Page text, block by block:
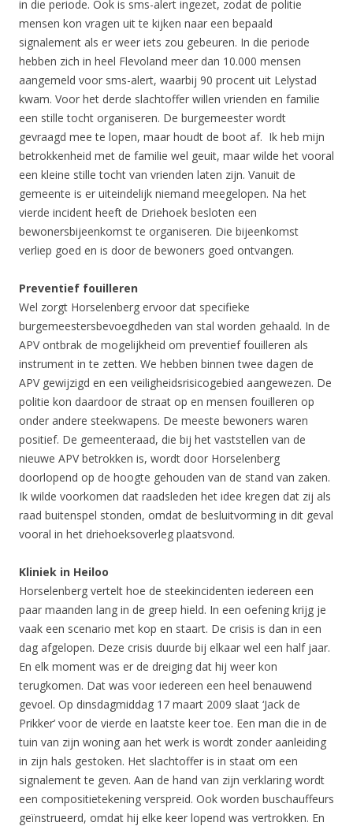
in die periode. Ook is sms-alert ingezet, zodat de politie
mensen kon vragen uit te kijken naar een bepaald
signalement als er weer iets zou gebeuren. In die periode
hebben zich in heel Flevoland meer dan 10.000 mensen
aangemeld voor sms-alert, waarbij 90 procent uit Lelystad
kwam. Voor het derde slachtoffer willen vrienden en familie
een stille tocht organiseren. De burgemeester wordt
gevraagd mee te lopen, maar houdt de boot af. Ik heb mijn
betrokkenheid met de familie wel geuit, maar wilde het vooral
een kleine stille tocht van vrienden laten zijn. Vanuit de
gemeente is er uiteindelijk niemand meegelopen. Na het
vierde incident heeft de Driehoek besloten een
bewonersbijeenkomst te organiseren. Die bijeenkomst
verliep goed en is door de bewoners goed ontvangen.
Preventief fouilleren
Wel zorgt Horselenberg ervoor dat specifieke
burgemeestersbevoegdheden van stal worden gehaald. In de
APV ontbrak de mogelijkheid om preventief fouilleren als
instrument in te zetten. We hebben binnen twee dagen de
APV gewijzigd en een veiligheidsrisicogebied aangewezen. De
politie kon daardoor de straat op en mensen fouilleren op
onder andere steekwapens. De meeste bewoners waren
positief. De gemeenteraad, die bij het vaststellen van de
nieuwe APV betrokken is, wordt door Horselenberg
doorlopend op de hoogte gehouden van de stand van zaken.
Ik wilde voorkomen dat raadsleden het idee kregen dat zij als
raad buitenspel stonden, omdat de besluitvorming in dit geval
vooral in het driehoeksoverleg plaatsvond.
Kliniek in Heiloo
Horselenberg vertelt hoe de steekincidenten iedereen een
paar maanden lang in de greep hield. In een oefening krijg je
vaak een scenario met kop en staart. De crisis is dan in een
dag afgelopen. Deze crisis duurde bij elkaar wel een half jaar.
En elk moment was er de dreiging dat hij weer kon
terugkomen. Dat was voor iedereen een heel benauwend
gevoel. Op dinsdagmiddag 17 maart 2009 slaat ‘Jack de
Prikker’ voor de vierde en laatste keer toe. Een man die in de
tuin van zijn woning aan het werk is wordt zonder aanleiding
in zijn hals gestoken. Het slachtoffer is in staat om een
signalement te geven. Aan de hand van zijn verklaring wordt
een compositietekening verspreid. Ook worden buschauffeurs
geïnstrueerd, omdat hij elke keer lopend was vertrokken. En